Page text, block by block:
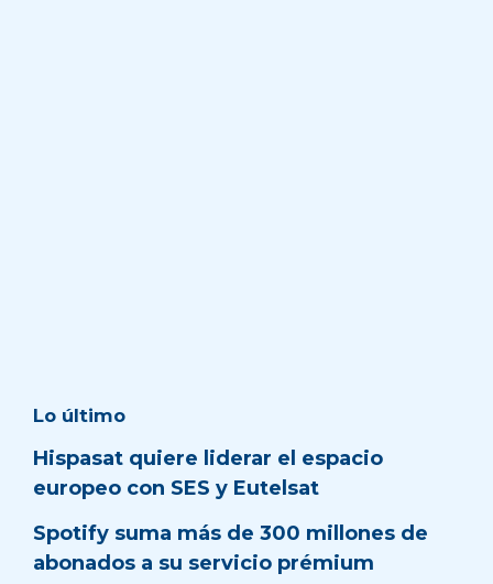
Lo último
Hispasat quiere liderar el espacio
europeo con SES y Eutelsat
Spotify suma más de 300 millones de
abonados a su servicio prémium